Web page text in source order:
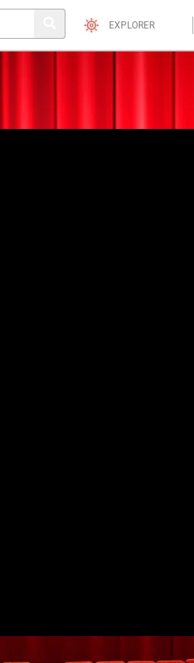
EXPLORER